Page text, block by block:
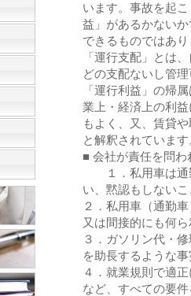
います。事故を起
益」があるかない
できるものでは
「運行支配」とは
どの支配ないし管
「運行利益」の帰
業上・経済上の利
もよく、又、賃貸
と解釈されています
■ 会社が責任を問わ
１．私用車は通
い、黙認もしない
２．私用車（通勤
又は間接的にも何
３．ガソリン代・
を助長するような
４．就業規則で適
など、すべての要